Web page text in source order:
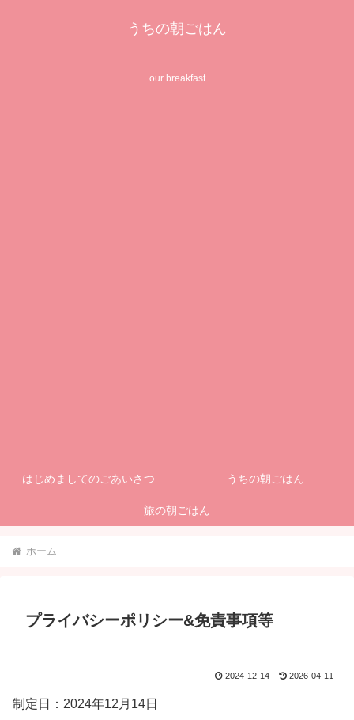
うちの朝ごはん
our breakfast
はじめましてのごあいさつ うちの朝ごはん
旅の朝ごはん
ホーム
プライバシーポリシー&免責事項等
2024-12-14 2026-04-11
制定日：2024年12月14日